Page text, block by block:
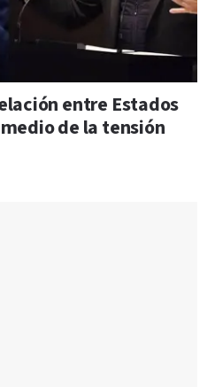
entre Estados
de la tensión